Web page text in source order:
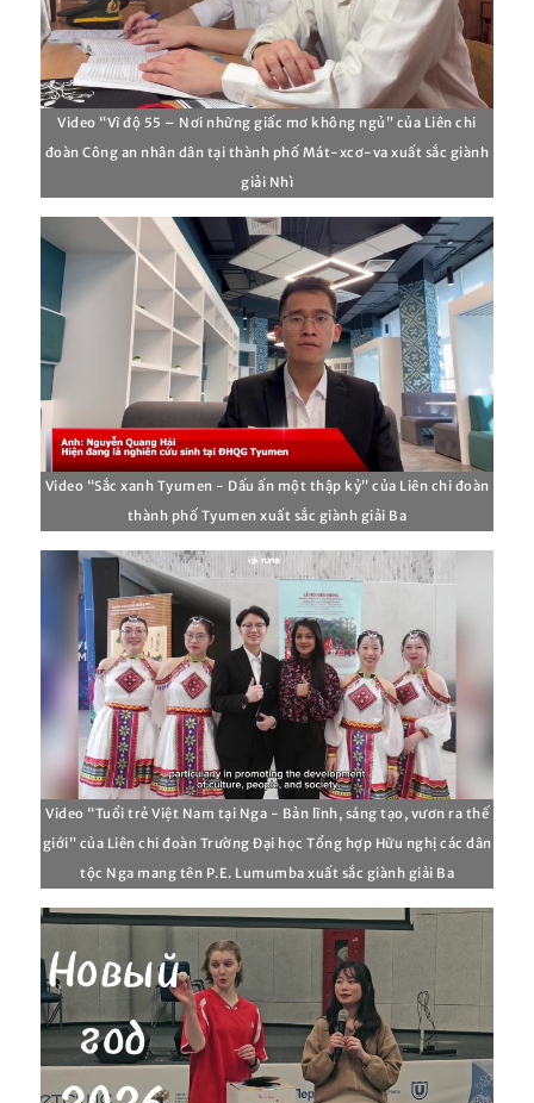
Video “Vĩ độ 55 – Nơi những giấc mơ không ngủ” của Liên chi
đoàn Công an nhân dân tại thành phố Mát-xcơ-va xuất sắc giành
giải Nhì
Video “Sắc xanh Tyumen - Dấu ấn một thập kỷ” của Liên chi đoàn
thành phố Tyumen xuất sắc giành giải Ba
Video “Tuổi trẻ Việt Nam tại Nga - Bản lĩnh, sáng tạo, vươn ra thế
giới” của Liên chi đoàn Trường Đại học Tổng hợp Hữu nghị các dân
tộc Nga mang tên P.E. Lumumba xuất sắc giành giải Ba